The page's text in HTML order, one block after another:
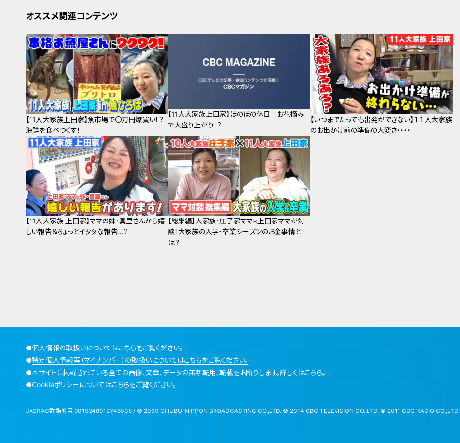
オススメ関連コンテンツ
【11人大家族上田家】魚市場で〇万円爆買い！？
海鮮を食べつくす！
【11人大家族上田家】ほのぼの休日 お花摘み
で大盛り上がり！？
【いつまでたっても出発ができない】１１人大家族
のお出かけ前の準備の大変さ・・・・
【11人大家族 上田家】ママの妹・真里さんから嬉
しい報告＆ちょっとイタタな報告…？
【総集編】大家族・庄子家ママ×上田家ママが対
談！大家族の入学・卒業シーズンのお金事情と
は？
●個人情報の取扱いについてはこちらをご覧ください。
●特定個人情報等（マイナンバー）の取扱いについてはこちらをご覧ください。
●本サイトに掲載されている全ての画像、文章、データの無断転用、転載をお断りします。詳しくはこちら。
●Cookieポリシーについてはこちらをご覧ください。
JASRAC許諾番号 9010248012Y45038 / © 2000 CHUBU-NIPPON BROADCASTING CO.,LTD. © 2014 CBC TELEVISION CO.,LTD. © 2011 CBC RADIO CO.,LTD.